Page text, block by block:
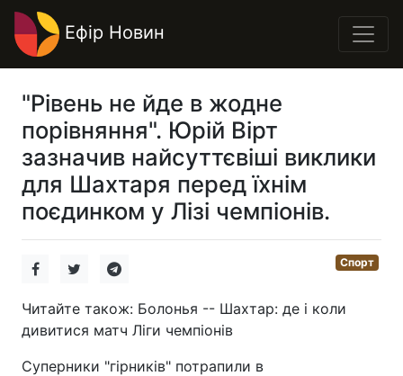
Ефір Новин
"Рівень не йде в жодне
порівняння". Юрій Вірт
зазначив найсуттєвіші виклики
для Шахтаря перед їхнім
поєдинком у Лізі чемпіонів.
Спорт
Читайте також: Болонья -- Шахтар: де і коли
дивитися матч Ліги чемпіонів
Суперники "гірників" потрапили в